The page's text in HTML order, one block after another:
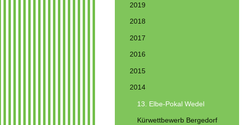
2019
2018
2017
2016
2015
2014
13. Elbe-Pokal Wedel
Kürwettbewerb Bergedorf